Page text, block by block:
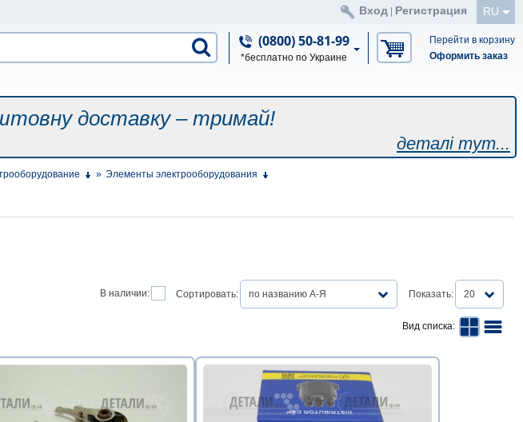
RU
Вход Регистрация
(0800) 50-81-99
*бесплатно по Украине
Перейти в корзину
Оформить заказ
доставку – тримай!
деталі тут...
» Элементы электрооборудования
В наличии: Сортировать: по названию А-Я Показать: 20
Вид списка: